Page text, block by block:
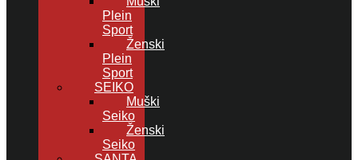
Plein
Sport
Ženski
Plein
Sport
SEIKO
Muški
Seiko
Ženski
Seiko